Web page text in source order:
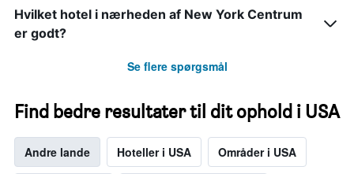
Hvilket hotel i nærheden af New York Centrum
er godt?
Se flere spørgsmål
Find bedre resultater til dit ophold i USA
Andre lande Hoteller i USA Områder i USA